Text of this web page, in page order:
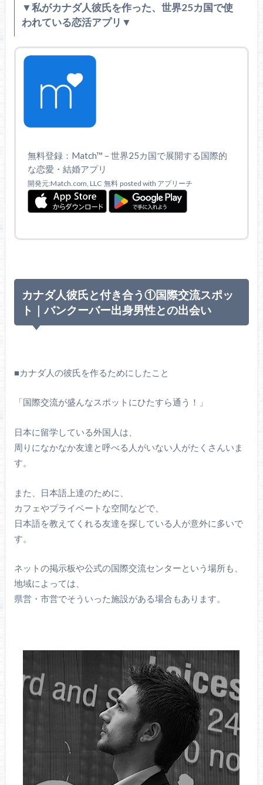
▼私がカナダ人彼氏を作った、世界25カ国で使
われている恋活アプリ▼
無料登録：Match™ – 世界25カ国で展開する国際的
な恋愛・結婚アプリ
開発元:Match.com, LLC 無料 posted with アプリーチ
カナダ人彼氏と付き合う①国際交流スポッ
ト｜バンクーバー出身男性との出会い
■カナダ人の彼氏を作るためにしたこと
「国際交流が盛んなスポットにひたすら通う！」
日本に留学している外国人は、
周りになかなか友達と呼べる人がいない人がたくさんいま
す。
また、日本語上達のために、
カフェやプライベートな空間などで、
日本語を教えてくれる友達を探している人が意外に多いで
す。
ネットの掲示板や公式の国際交流センターという場所も、
地域によっては、
県営・市営でそういった施設がある場合もあります。